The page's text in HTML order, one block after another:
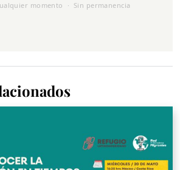
momento · Sin permanencia